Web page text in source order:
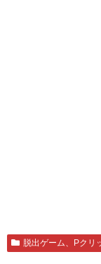
脱出ゲーム、Pクリ